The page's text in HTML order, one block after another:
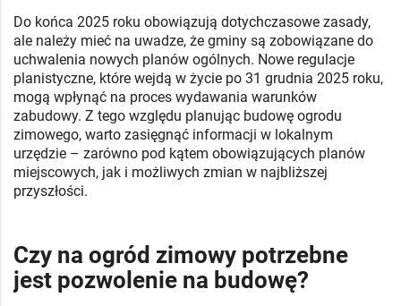
Do końca 2025 roku obowiązują dotychczasowe zasady,
ale należy mieć na uwadze, że gminy są zobowiązane do
uchwalenia nowych planów ogólnych. Nowe regulacje
planistyczne, które wejdą w życie po 31 grudnia 2025 roku,
mogą wpłynąć na proces wydawania warunków
zabudowy. Z tego względu planując budowę ogrodu
zimowego, warto zasięgnąć informacji w lokalnym
urzędzie – zarówno pod kątem obowiązujących planów
miejscowych, jak i możliwych zmian w najbliższej
przyszłości.
Czy na ogród zimowy potrzebne
jest pozwolenie na budowę?